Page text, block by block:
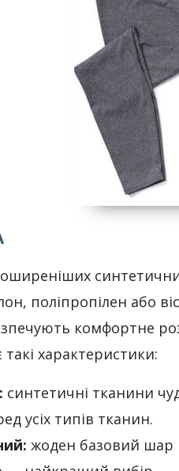
поліпропілен або
комфортне
характеристики:
синтетичні тканини
усіх типів тканин.
жоден базовий шар